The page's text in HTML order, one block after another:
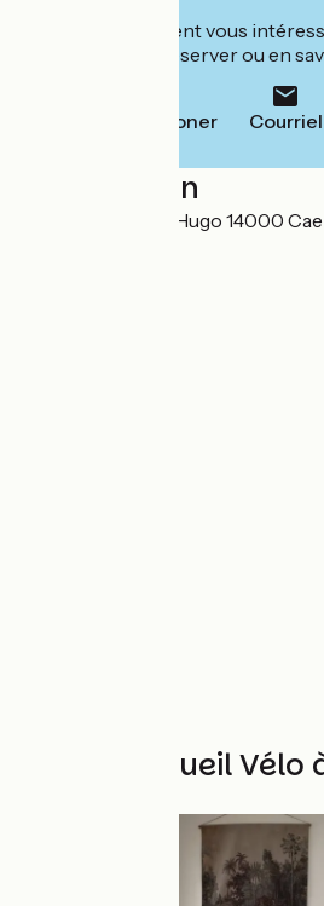
Cet établissement vous
leur site pour réserver ou en
Téléphoner Courriel
Localisation
15 Avenue Victor Hugo 14000
Autres Accueil